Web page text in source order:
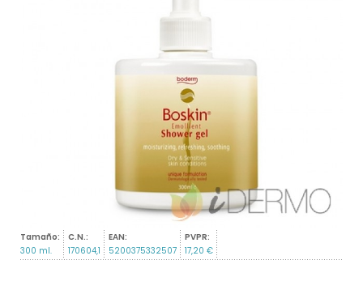
Tamaño:
300 ml.
C.N.:
170604,1
EAN:
5200375332507
PVPR:
17,20 €